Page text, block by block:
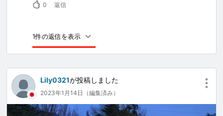
0 返信
1件の返信を表示
Lily0321が投稿しました
2023年1月14日（編集済み）